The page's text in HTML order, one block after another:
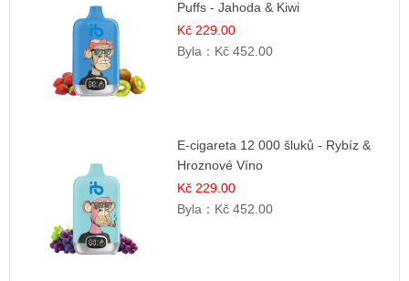
Puffs - Jahoda & Kiwi
Kč 229.00
Byla： Kč 452.00
E-cigareta 12 000 šluků - Rybíz &
Hroznové Víno
Kč 229.00
Byla： Kč 452.00